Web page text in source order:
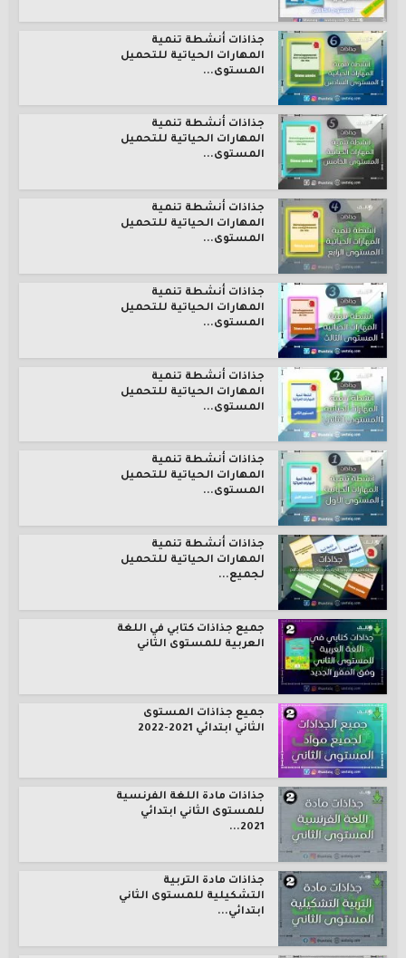
جذاذات أنشطة تنمية
المهارات الحياتية للتحميل
المستوى...
جذاذات أنشطة تنمية
المهارات الحياتية للتحميل
المستوى...
جذاذات أنشطة تنمية
المهارات الحياتية للتحميل
المستوى...
جذاذات أنشطة تنمية
المهارات الحياتية للتحميل
المستوى...
جذاذات أنشطة تنمية
المهارات الحياتية للتحميل
المستوى...
جذاذات أنشطة تنمية
المهارات الحياتية للتحميل
المستوى...
جذاذات أنشطة تنمية
المهارات الحياتية للتحميل
لجميع...
جميع جذاذات كتابي في اللغة
العربية للمستوى الثاني
جميع جذاذات المستوى
الثاني ابتدائي 2021-2022
جذاذات مادة اللغة الفرنسية
للمستوى الثاني ابتدائي
2021...
جذاذات مادة التربية
التشكيلية للمستوى الثاني
ابتدائي...